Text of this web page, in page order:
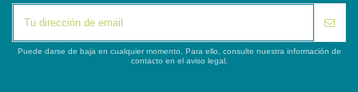
Puede darse de baja en cualquier momento. Para ello, consulte nuestra información de
contacto en el aviso legal.